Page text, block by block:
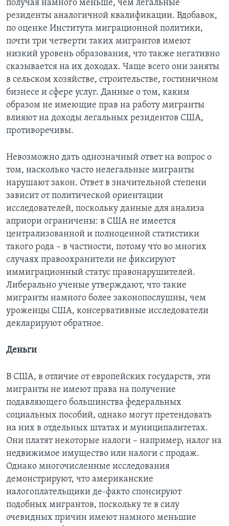
получая намного меньше, чем легальные
резиденты аналогичной квалификации. Вдобавок,
по оценке Института миграционной политики,
почти три четверти таких мигрантов имеют
низкий уровень образования, что также негативно
сказывается на их доходах. Чаще всего они заняты
в сельском хозяйстве, строительстве, гостиничном
бизнесе и сфере услуг. Данные о том, каким
образом не имеющие прав на работу мигранты
влияют на доходы легальных резидентов США,
противоречивы.
Невозможно дать однозначный ответ на вопрос о
том, насколько часто нелегальные мигранты
нарушают закон. Ответ в значительной степени
зависит от политической ориентации
исследователей, поскольку данные для анализа
априори ограничены: в США не имеется
централизованной и полноценной статистики
такого рода – в частности, потому что во многих
случаях правоохранители не фиксируют
иммиграционный статус правонарушителей.
Либерально ученые утверждают, что такие
мигранты намного более законопослушны, чем
уроженцы США, консервативные исследователи
декларируют обратное.
Деньги
В США, в отличие от европейских государств, эти
мигранты не имеют права на получение
подавляющего большинства федеральных
социальных пособий, однако могут претендовать
на них в отдельных штатах и муниципалитетах.
Они платят некоторые налоги – например, налог на
недвижимое имущество или налоги с продаж.
Однако многочисленные исследования
демонстрируют, что американские
налогоплательщики де-факто спонсируют
подобных мигрантов, поскольку те в силу
очевидных причин имеют намного меньшие